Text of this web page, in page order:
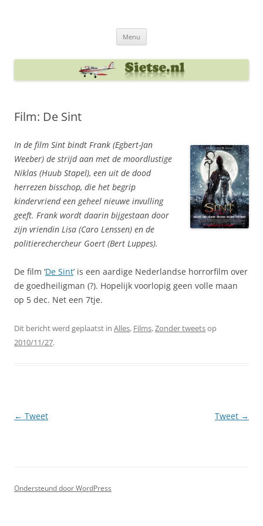
Menu
Film: De Sint
In de film Sint bindt Frank (Egbert-Jan
Weeber) de strijd aan met de moordlustige
Niklas (Huub Stapel), een uit de dood
herrezen bisschop, die het begrip
kindervriend een geheel nieuwe invulling
geeft. Frank wordt daarin bijgestaan door
zijn vriendin Lisa (Caro Lenssen) en de
politierechercheur Goert (Bert Luppes).
De film ‘De Sint’ is een aardige Nederlandse horrorfilm over
de goedheiligman (?). Hopelijk voorlopig geen volle maan
op 5 dec. Net een 7tje.
Dit bericht werd geplaatst in Alles, Films,Zonder tweetsop
2010/11/27.
Berichtnavigatie
← Tweet Tweet →
Ondersteund door WordPress